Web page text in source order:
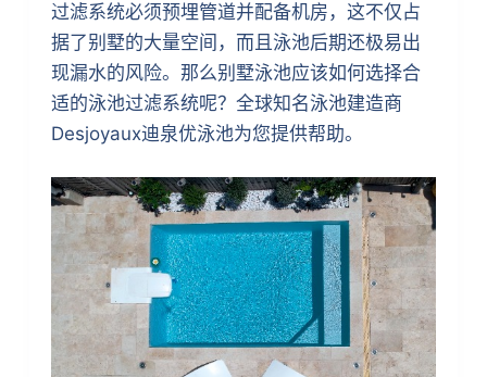
过滤系统必须预埋管道并配备机房，这不仅占
据了别墅的大量空间，而且泳池后期还极易出
现漏水的风险。那么别墅泳池应该如何选择合
适的泳池过滤系统呢？全球知名泳池建造商
Desjoyaux迪泉优泳池为您提供帮助。